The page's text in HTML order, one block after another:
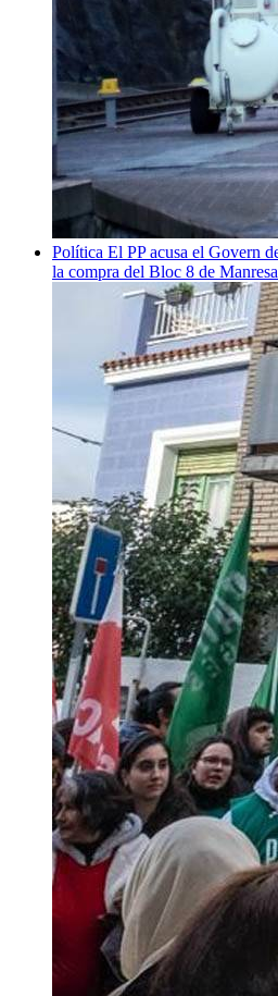
Política El PP acusa el Govern
la compra del Bloc 8 de Manresa